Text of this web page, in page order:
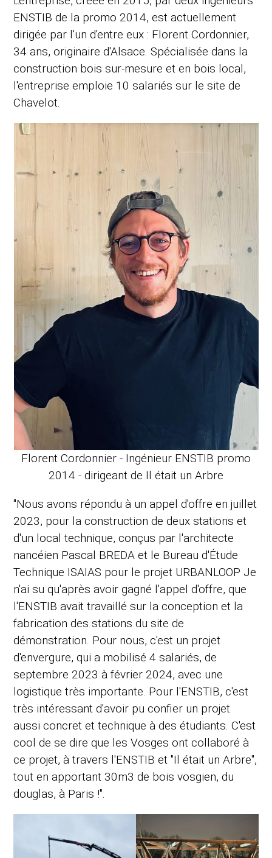
ENSTIB de la promo 2014, est actuellement
dirigée par l'un d'entre eux : Florent Cordonnier,
34 ans, originaire d'Alsace. Spécialisée dans la
construction bois sur-mesure et en bois local,
l'entreprise emploie 10 salariés sur le site de
Chavelot.
Florent Cordonnier - Ingénieur ENSTIB promo
2014 - dirigeant de Il était un Arbre
"Nous avons répondu à un appel d'offre en juillet
2023, pour la construction de deux stations et
d'un local technique, conçus par l'architecte
nancéien Pascal BREDA et le Bureau d'Étude
Technique ISAIAS pour le projet URBANLOOP Je
n'ai su qu'après avoir gagné l'appel d'offre, que
l'ENSTIB avait travaillé sur la conception et la
fabrication des stations du site de
démonstration. Pour nous, c'est un projet
d'envergure, qui a mobilisé 4 salariés, de
septembre 2023 à février 2024, avec une
logistique très importante. Pour l'ENSTIB, c'est
très intéressant d'avoir pu confier un projet
aussi concret et technique à des étudiants. C'est
cool de se dire que les Vosges ont collaboré à
ce projet, à travers l'ENSTIB et "Il était un Arbre",
tout en apportant 30m3 de bois vosgien, du
douglas, à Paris !".